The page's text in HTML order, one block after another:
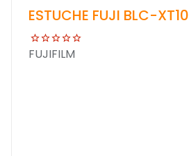
ESTUCHE FUJI BLC-XT10
FUJIFILM